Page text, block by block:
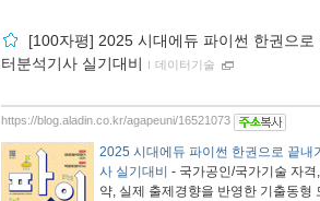
[100자평] 2025 시대에듀 파이썬 한권으
터분석기사 실기대비 ｌ 데이터기술
https://blog.aladin.co.kr/agapeuni/16521073
2025 시대에듀 파이썬 한권으로 끝내
사 실기대비 - 국가공인/국가기술 자
약, 실제 출제경향을 반영한 기출동형